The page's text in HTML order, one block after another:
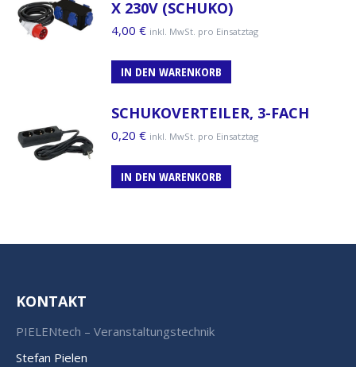
X 230V (SCHUKO)
4,00 € inkl. MwSt. pro Einsatztag
IN DEN WARENKORB
SCHUKOVERTEILER, 3-FACH
0,20 € inkl. MwSt. pro Einsatztag
IN DEN WARENKORB
KONTAKT
PIELENtech – Veranstaltungstechnik
Stefan Pielen